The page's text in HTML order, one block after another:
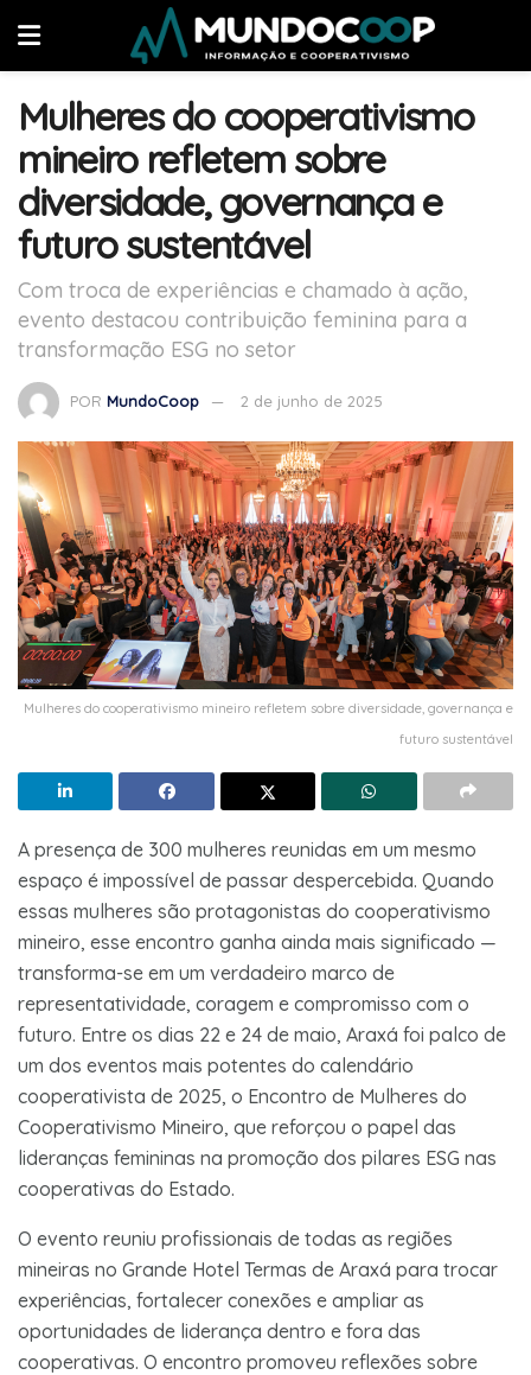
Mulheres do cooperativismo
mineiro refletem sobre
diversidade, governança e
futuro sustentável
Com troca de experiências e chamado à ação,
evento destacou contribuição feminina para a
transformação ESG no setor
POR MundoCoop 2 de junho de 2025
Mulheres do cooperativismo mineiro refletem sobre diversidade, governança e
futuro sustentável
A presença de 300 mulheres reunidas em um mesmo
espaço é impossível de passar despercebida. Quando
essas mulheres são protagonistas do cooperativismo
mineiro, esse encontro ganha ainda mais significado —
transforma-se em um verdadeiro marco de
representatividade, coragem e compromisso com o
futuro. Entre os dias 22 e 24 de maio, Araxá foi palco de
um dos eventos mais potentes do calendário
cooperativista de 2025, o Encontro de Mulheres do
Cooperativismo Mineiro, que reforçou o papel das
lideranças femininas na promoção dos pilares ESG nas
cooperativas do Estado.
O evento reuniu profissionais de todas as regiões
mineiras no Grande Hotel Termas de Araxá para trocar
experiências, fortalecer conexões e ampliar as
oportunidades de liderança dentro e fora das
cooperativas. O encontro promoveu reflexões sobre